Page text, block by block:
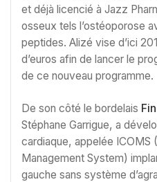
et déjà licencié à Jazz
osseux tels l’ostéoporose
peptides. Alizé vise d’ici
d’euros afin de lancer le
de ce nouveau programme.
De son côté le bordelais
Stéphane Garrigue, a
cardiaque, appelée ICOMS
Management System)
gauche sans système